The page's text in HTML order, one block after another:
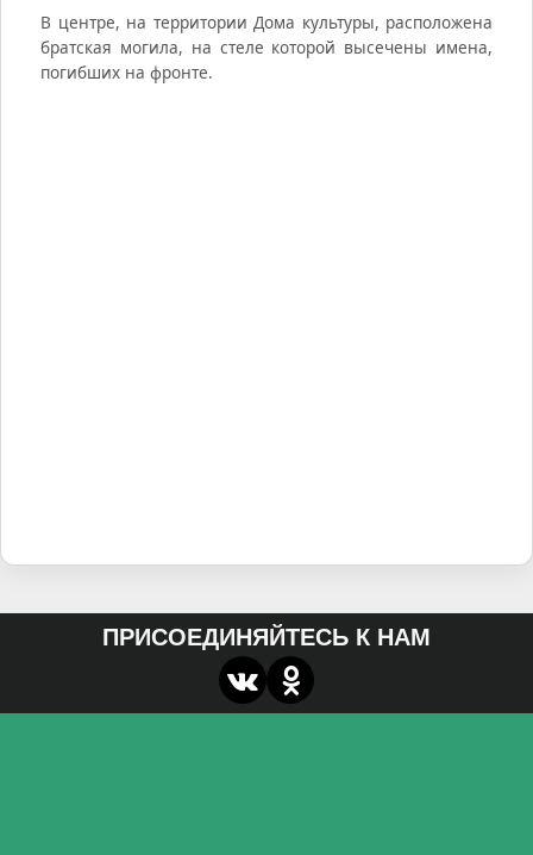
В центре, на территории Дома культуры, расположена
братская могила, на стеле которой высечены имена,
погибших на фронте.
ПРИСОЕДИНЯЙТЕСЬ К НАМ